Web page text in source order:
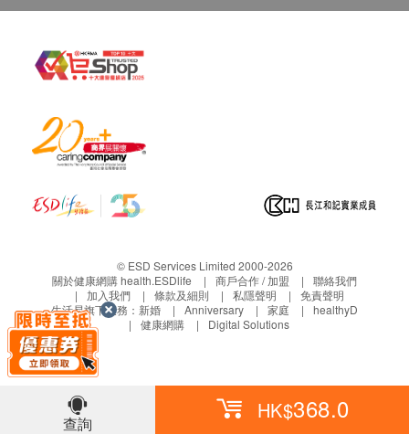
查詢
HK$368.0
© ESD Services Limited 2000-2026
關於健康網購 health.ESDlife
商戶合作 / 加盟
聯絡我們
加入我們
條款及細則 私隱聲明
免責聲明
生活易旗下業務： 新婚 Anniversary 家庭
healthyD
健康網購
Digital Solutions